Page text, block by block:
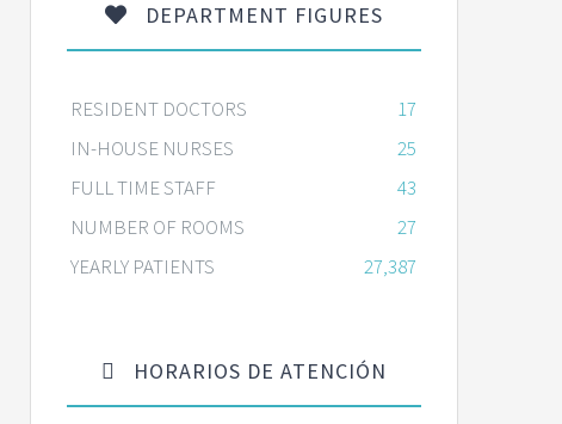
DEPARTMENT FIGURES
RESIDENT DOCTORS
17
IN-HOUSE NURSES
25
FULL TIME STAFF
43
NUMBER OF ROOMS
27
YEARLY PATIENTS
27,387
HORARIOS DE ATENCIÓN